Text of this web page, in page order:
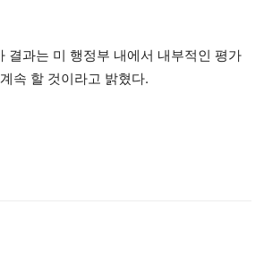
결과는 미 행정부 내에서 내부적인 평가
속 할 것이라고 밝혔다.